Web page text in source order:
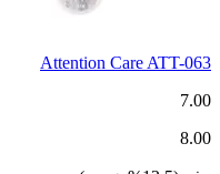
Attention Care ATT-063
7.00
8.00